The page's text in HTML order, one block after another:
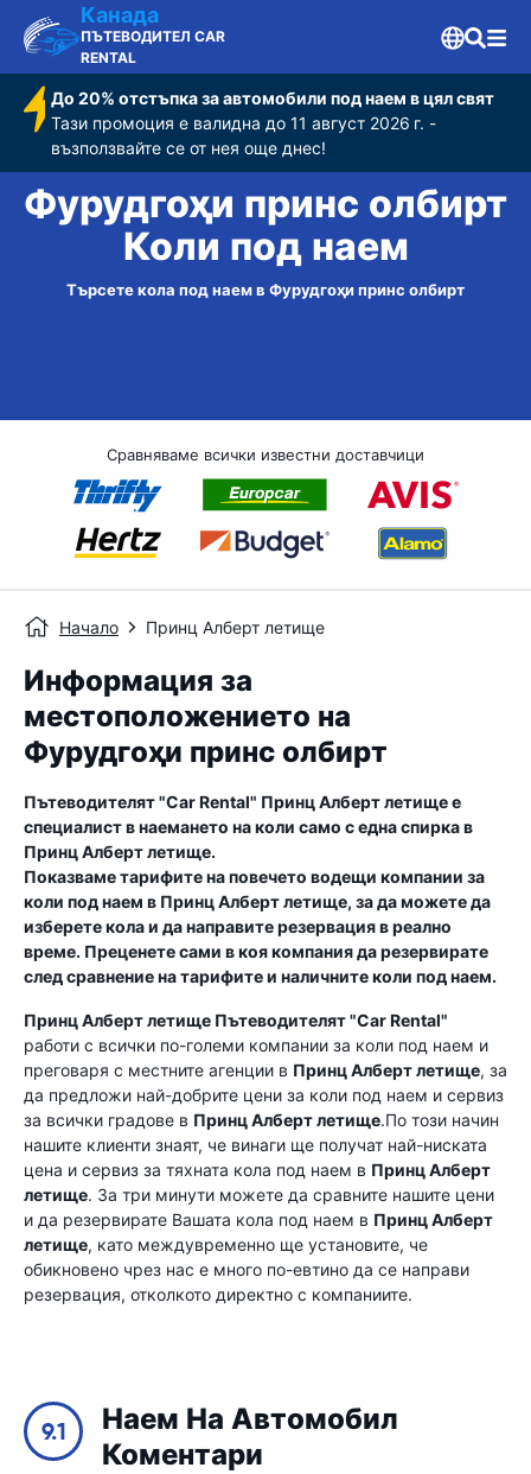
Канада
ПЪТЕВОДИТЕЛ CAR
RENTAL
До 20% отстъпка за автомобили под наем в цял свят
Тази промоция е валидна до 11 август 2026 г. -
възползвайте се от нея още днес!
Фурудгоҳи принс олбирт
Коли под наем
Търсете кола под наем в Фурудгоҳи принс олбирт
Сравняваме всички известни доставчици
Начало Принц Алберт летище
Информация за
местоположението на
Фурудгоҳи принс олбирт
Пътеводителят "Car Rental" Принц Алберт летищее
специалист в наемането на коли само с една спирка в
Принц Алберт летище.
Показваме тарифите на повечето водещи компании за
коли под наем в Принц Алберт летище, за да можете да
изберете кола и да направите резервация в реално
време. Преценете сами в коя компания да резервирате
след сравнение на тарифите и наличните коли под наем.
Принц Алберт летище Пътеводителят "Car Rental"
работи с всички по-големи компании за коли под наем и
преговаря с местните агенции в Принц Алберт летище, за
да предложи най-добрите цени за коли под наем и сервиз
за всички градове в Принц Алберт летище.По този начин
нашите клиенти знаят, че винаги ще получат най-ниската
цена и сервиз за тяхната кола под наем в Принц Алберт
летище. За три минути можете да сравните нашите цени
и да резервирате Вашата кола под наем в Принц Алберт
летище, като междувременно ще установите, че
обикновено чрез нас е много по-евтино да се направи
резервация, отколкото директно с компаниите.
9.1
Наем На Автомобил
Коментари